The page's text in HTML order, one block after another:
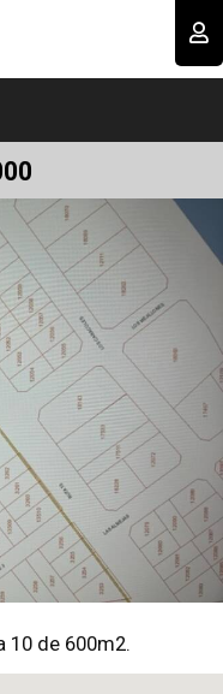
Registro
B00188
10 de 600m2.